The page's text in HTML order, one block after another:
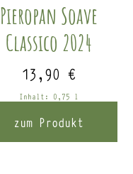
Pieropan Soave
Classico 2024
13,90€
Inhalt: 0,75 l
zum Produkt